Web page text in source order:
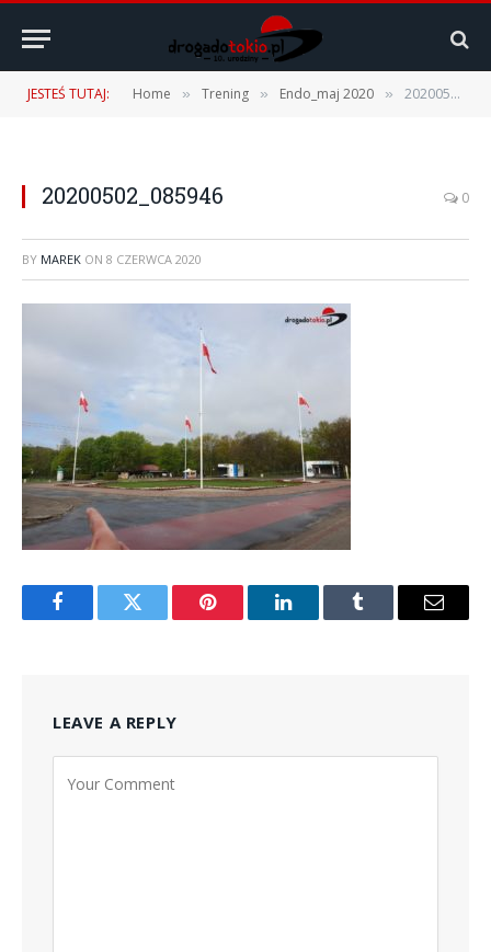
JESTEŚ TUTAJ: Home » Trening » Endo_maj 2020 » 20200502_085946
20200502_085946 0
BY MAREK ON 8 CZERWCA 2020
FacebookTwitter Pinterest LinkedInTumblr Email
LEAVE A REPLY